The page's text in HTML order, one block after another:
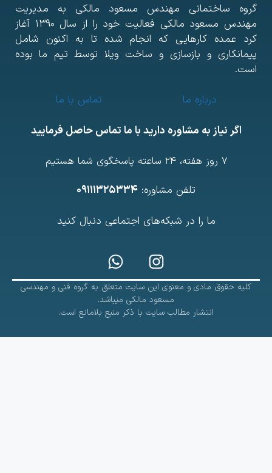
ساختمانی مهندس مسعود مالکی به مدیریت
مهندس مسعود مالکی فعالیت خود را از سال ۱۳۹۰ آغاز
عمده کارهایی که انجام شده تا به اکنون شامل
و بازسازی و ساخت ویلا توسط تیم ما بوده
درباره ما
تماس با ما
اگر نیاز به مشاوره دارید با ما تماس حاصل فرمایید
تلفن مشاوره:۰۹۱۱۱۳۲۵۳۳۴
ما را در شبکه‌های اجتماعی دنبال کنید
کلیه حقوق مادی و معنوی این سایت متعلق به گروه فنی و مهندسی
مسعود مالکی میباشد.
انتشار مطالب سایت با ذکر منبع بلامانع است.